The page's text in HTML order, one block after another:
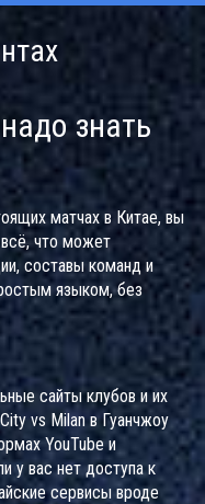
знать
матчах в Китае, вы
что может
составы команд и
языком, без
сайты клубов и их
vs Milan в Гуанчжоу
YouTube и
у вас нет доступа к
сервисы вроде